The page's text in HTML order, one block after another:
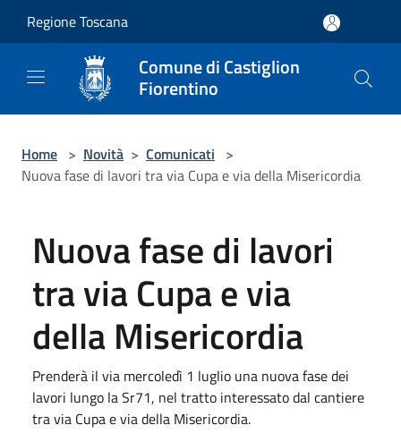
Regione Toscana
Comune di Castiglion
Fiorentino
Home > Novità > Comunicati >
Nuova fase di lavori tra via Cupa e via della Misericordia
Nuova fase di lavori
tra via Cupa e via
della Misericordia
Prenderà il via mercoledì 1 luglio una nuova fase dei
lavori lungo la Sr71, nel tratto interessato dal cantiere
tra via Cupa e via della Misericordia.